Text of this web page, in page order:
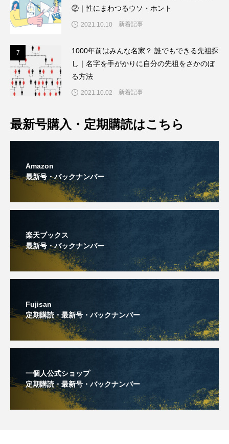
②｜性にまわつるウソ・ホント
2021.10.10 新着記事
7
1000年前はみんな名家？ 誰でもできる先祖探
し｜名字を手がかりに自分の先祖をさかのぼ
る方法
2021.10.02 新着記事
最新号購入・定期購読はこちら
Amazon
最新号・バックナンバー
楽天ブックス
最新号・バックナンバー
Fujisan
定期購読・最新号・バックナンバー
一個人公式ショップ
定期購読・最新号・バックナンバー